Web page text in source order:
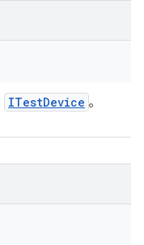
ITestDevice 。